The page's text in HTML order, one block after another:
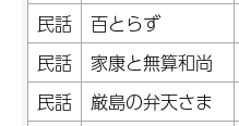
民話
百とらず
民話
家康と無算和尚
民話
厳島の弁天さま